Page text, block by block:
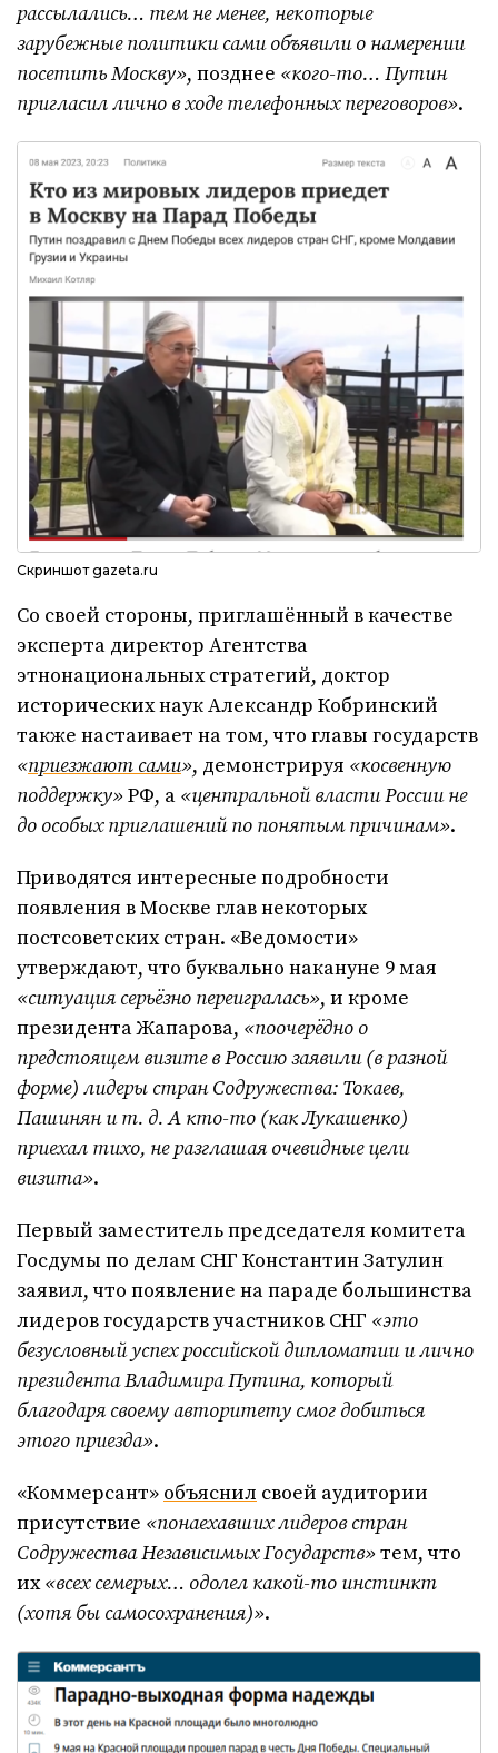
рассылались… тем не менее, некоторые
зарубежные политики сами объявили о намерении
посетить Москву», позднее «кого-то… Путин
пригласил лично в ходе телефонных переговоров».
Скриншот gazeta.ru
Со своей стороны, приглашённый в качестве
эксперта директор Агентства
этнонациональных стратегий, доктор
исторических наук Александр Кобринский
также настаивает на том, что главы государств
«приезжают сами», демонстрируя «косвенную
поддержку»РФ, а «центральной власти России не
до особых приглашений по понятым причинам».
Приводятся интересные подробности
появления в Москве глав некоторых
постсоветских стран. «Ведомости»
утверждают, что буквально накануне 9 мая
«ситуация серьёзно переигралась», и кроме
президента Жапарова, «поочерёдно о
предстоящем визите в Россию заявили (в разной
форме) лидеры стран Содружества: Токаев,
Пашинян и т. д. А кто-то (как Лукашенко)
приехал тихо, не разглашая очевидные цели
визита».
Первый заместитель председателя комитета
Госдумы по делам СНГ Константин Затулин
заявил, что появление на параде большинства
лидеров государств участников СНГ «это
безусловный успех российской дипломатии и лично
президента Владимира Путина, который
благодаря своему авторитету смог добиться
этого приезда».
«Коммерсант» объяснил своей аудитории
присутствие «понаехавших лидеров стран
Содружества Независимых Государств»тем, что
их«всех семерых… одолел какой-то инстинкт
(хотя бы самосохранения)».